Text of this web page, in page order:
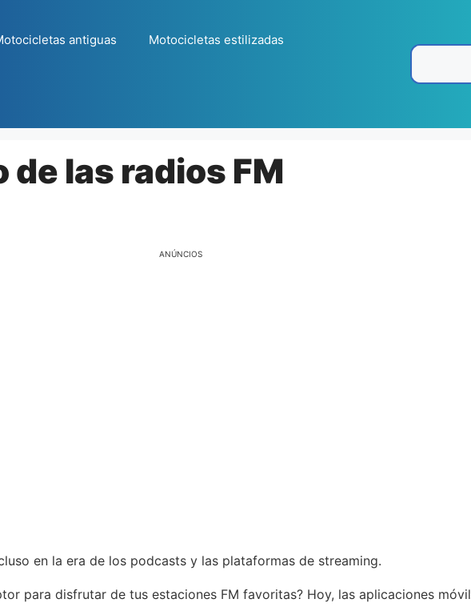
antiguas Motocicletas estilizadas
de las radios FM
ANÚNCIOS
en la era de los podcasts y las plataformas de streaming.
para disfrutar de tus estaciones FM favoritas? Hoy, las aplicaciones